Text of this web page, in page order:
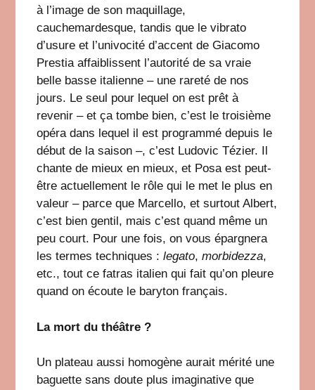
à l’image de son maquillage,
cauchemardesque, tandis que le vibrato
d’usure et l’univocité d’accent de Giacomo
Prestia affaiblissent l’autorité de sa vraie
belle basse italienne – une rareté de nos
jours. Le seul pour lequel on est prêt à
revenir – et ça tombe bien, c’est le troisième
opéra dans lequel il est programmé depuis le
début de la saison –, c’est Ludovic Tézier. Il
chante de mieux en mieux, et Posa est peut-
être actuellement le rôle qui le met le plus en
valeur – parce que Marcello, et surtout Albert,
c’est bien gentil, mais c’est quand même un
peu court. Pour une fois, on vous épargnera
les termes techniques :legato,morbidezza,
etc., tout ce fatras italien qui fait qu’on pleure
quand on écoute le baryton français.
La mort du théâtre ?
Un plateau aussi homogène aurait mérité une
baguette sans doute plus imaginative que